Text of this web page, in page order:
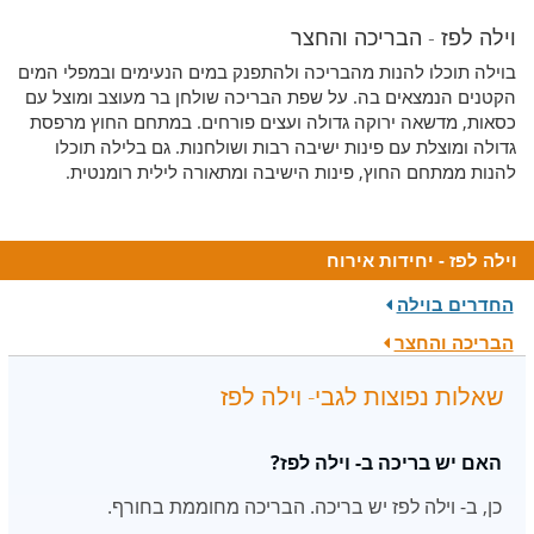
וילה לפז - הבריכה והחצר
בוילה תוכלו להנות מהבריכה ולהתפנק במים הנעימים ובמפלי המים
הקטנים הנמצאים בה. על שפת הבריכה שולחן בר מעוצב ומוצל עם
כסאות, מדשאה ירוקה גדולה ועצים פורחים. במתחם החוץ מרפסת
גדולה ומוצלת עם פינות ישיבה רבות ושולחנות. גם בלילה תוכלו
להנות ממתחם החוץ, פינות הישיבה ומתאורה לילית רומנטית.
וילה לפז - יחידות אירוח
החדרים בוילה
הבריכה והחצר
שאלות נפוצות לגבי- וילה לפז
האם יש בריכה ב- וילה לפז?
כן, ב- וילה לפז יש בריכה. הבריכה מחוממת בחורף.